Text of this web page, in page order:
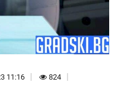
11:16 824